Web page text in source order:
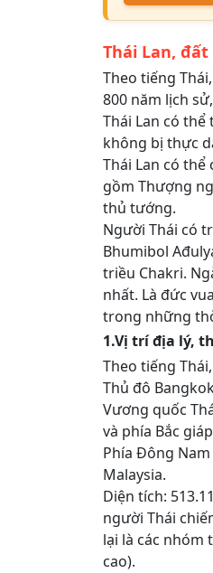
Thái Lan,
Theo tiếng
800 năm lịch sử,
Thái Lan có
không bị thực
Thái Lan có
gồm Thượng
thủ tướng.
Người Thái có
Bhumibol
triều Chakri.
nhất. Là đức
trong những
1.Vị trí địa lý,
Theo tiếng
Thủ đô
Vương quốc
và phía Bắc
Phía Đông
Malaysia.
Diện tích:
người Thái
lại là các nhóm
cao).